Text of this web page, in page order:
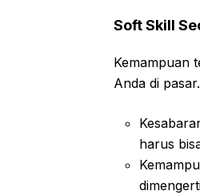
Soft Skill
Kemampuan
Anda di pasar.
harus